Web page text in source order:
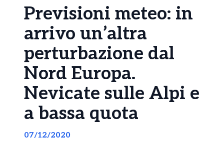
Previsioni meteo: in
arrivo un’altra
perturbazione dal
Nord Europa.
Nevicate sulle Alpi e
a bassa quota
07/12/2020